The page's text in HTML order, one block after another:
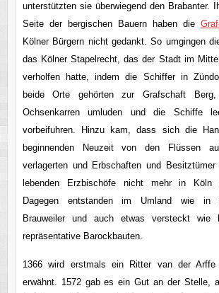
unterstützten sie überwiegend den Brabanter.
Seite der bergischen Bauern haben die
Kölner Bürgern nicht gedankt. So umgingen
das Kölner Stapelrecht, das der Stadt im
verholfen hatte, indem die Schiffer in
beide Orte gehörten zur Grafschaft
Ochsenkarren umluden und die Schiffe
vorbeifuhren. Hinzu kam, dass sich die
beginnenden Neuzeit von den Flüssen
verlagerten und Erbschaften und Besitztümer
lebenden Erzbischöfe nicht mehr in Köln
Dagegen entstanden im Umland wie in
Brauweiler und auch etwas versteckt wie
repräsentative Barockbauten.
1366 wird erstmals ein Ritter van der Arffe
erwähnt. 1572 gab es ein Gut an der Stelle,